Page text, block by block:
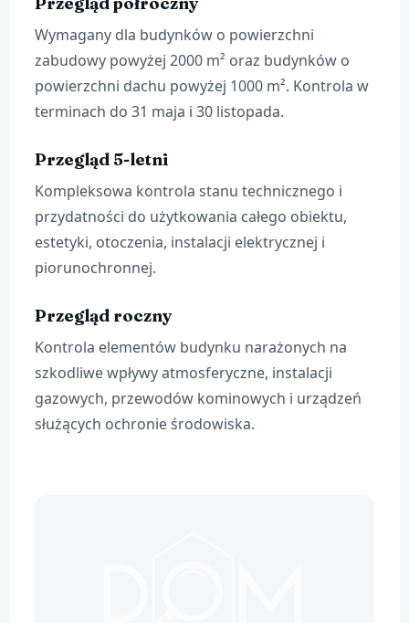
Wymagany dla budynków o powierzchni
zabudowy powyżej 2000 m² oraz budynków o
powierzchni dachu powyżej 1000 m². Kontrola w
terminach do 31 maja i 30 listopada.
Przegląd 5-letni
Kompleksowa kontrola stanu technicznego i
przydatności do użytkowania całego obiektu,
estetyki, otoczenia, instalacji elektrycznej i
piorunochronnej.
Przegląd roczny
Kontrola elementów budynku narażonych na
szkodliwe wpływy atmosferyczne, instalacji
gazowych, przewodów kominowych i urządzeń
służących ochronie środowiska.